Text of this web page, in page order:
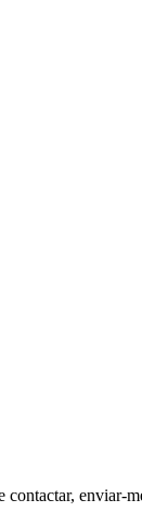
enviar-